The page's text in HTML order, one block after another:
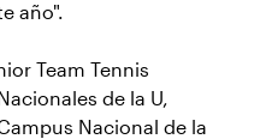
año".
Team Tennis
de la U,
Nacional de la